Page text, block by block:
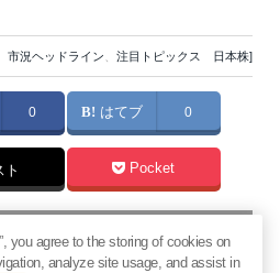
市況ヘッドライン、 注目トピックス 日本株]
0 はてブ 0
ト Pocket
クス」株は買いか？蓄電池銘柄の
you agree to the storing of cookies on
analyze site usage, and assist in